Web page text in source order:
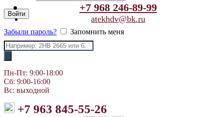
Войти
Забыли пароль? Запомнить меня
+7 968 246-89-99
atekhdv@bk.ru
Поиск
товаров
Пн-Пт: 9:00-18:00
Сб: 9:00-16:00
Вс: выходной
+7 963 845-55-26